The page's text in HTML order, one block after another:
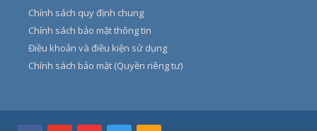
Chính sách quy định chung
Chính sách bảo mật thông tin
Điều khoản và điều kiện sử dụng
Chính sách bảo mật (Quyền riêng tư)